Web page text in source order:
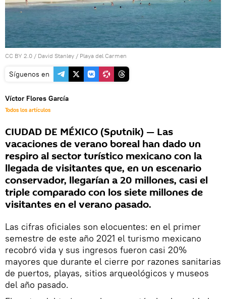
CC BY 2.0 / David Stanley / Playa del Carmen
Síguenos en
Víctor Flores García
Todos los artículos
CIUDAD DE MÉXICO (Sputnik) — Las
vacaciones de verano boreal han dado un
respiro al sector turístico mexicano con la
llegada de visitantes que, en un escenario
conservador, llegarían a 20 millones, casi el
triple comparado con los siete millones de
visitantes en el verano pasado.
Las cifras oficiales son elocuentes: en el primer
semestre de este año 2021 el turismo mexicano
recobró vida y sus ingresos fueron casi 20%
mayores que durante el cierre por razones sanitarias
de puertos, playas, sitios arqueológicos y museos
del año pasado.